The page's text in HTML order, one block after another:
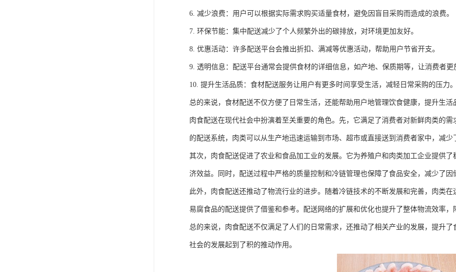
6. 减少浪费：用户可以根据实际需求购买适量食材，避免因盲目采购而造成的浪费。
7. 环保节能：集中配送减少了个人频繁外出的碳排放，对环境更加友好。
8. 优惠活动：许多配送平台会推出折扣、满减等优惠活动，帮助用户节省开支。
9. 透明信息：配送平台通常会提供食材的详细信息，如产地、保质期等，让消费者更
10. 提升生活品质：食材配送服务让用户有更多时间享受生活，减轻日常采购的压力
总的来说，食材配送不仅方便了日常生活，还能帮助用户地管理饮食健康，提升生活
肉食配送在现代社会中扮演着至关重要的角色。先，它满足了消费者对新鲜肉类的
的配送系统，肉类可以从生产地迅速运输到市场、超市或直接送到消费者家中，减
其次，肉食配送促进了农业和食品加工业的发展。它为养殖户和肉类加工企业提供
济效益。同时，配送过程中严格的质量控制和冷链管理也保障了食品安全，减少了
此外，肉食配送还推动了物流行业的进步。随着冷链技术的不断发展和完善，肉类
易腐食品的配送提供了借鉴和参考。配送网络的扩展和优化也提升了整体物流效率，
总的来说，肉食配送不仅满足了人们的日常需求，还推动了相关产业的发展，提升
社会的发展起到了积的推动作用。